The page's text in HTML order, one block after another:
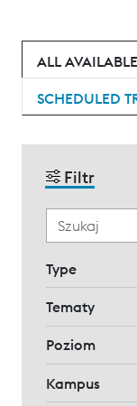
ALL
SCHEDULED
Filtr
Type
Tematy
Poziom
Kampus